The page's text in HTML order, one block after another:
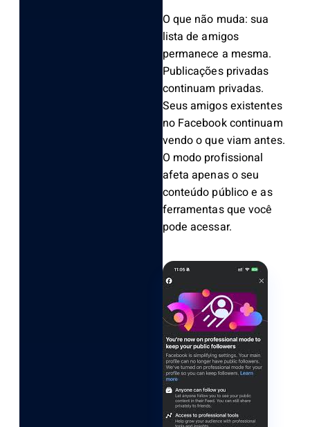
O que não muda: sua
lista de amigos
permanece a mesma.
Publicações privadas
continuam privadas.
Seus amigos existentes
no Facebook continuam
vendo o que viam antes.
O modo profissional
afeta apenas o seu
conteúdo público e as
ferramentas que você
pode acessar.